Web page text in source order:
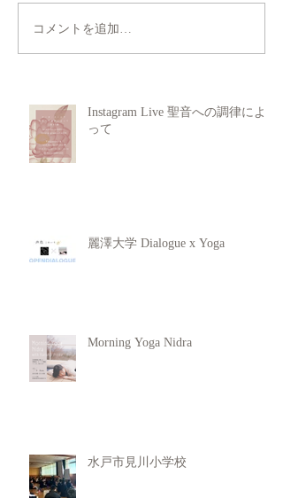
コメントを追加…
Instagram Live 聖音への調律によ
って
麗澤大学 Dialogue x Yoga
Morning Yoga Nidra
水戸市見川小学校